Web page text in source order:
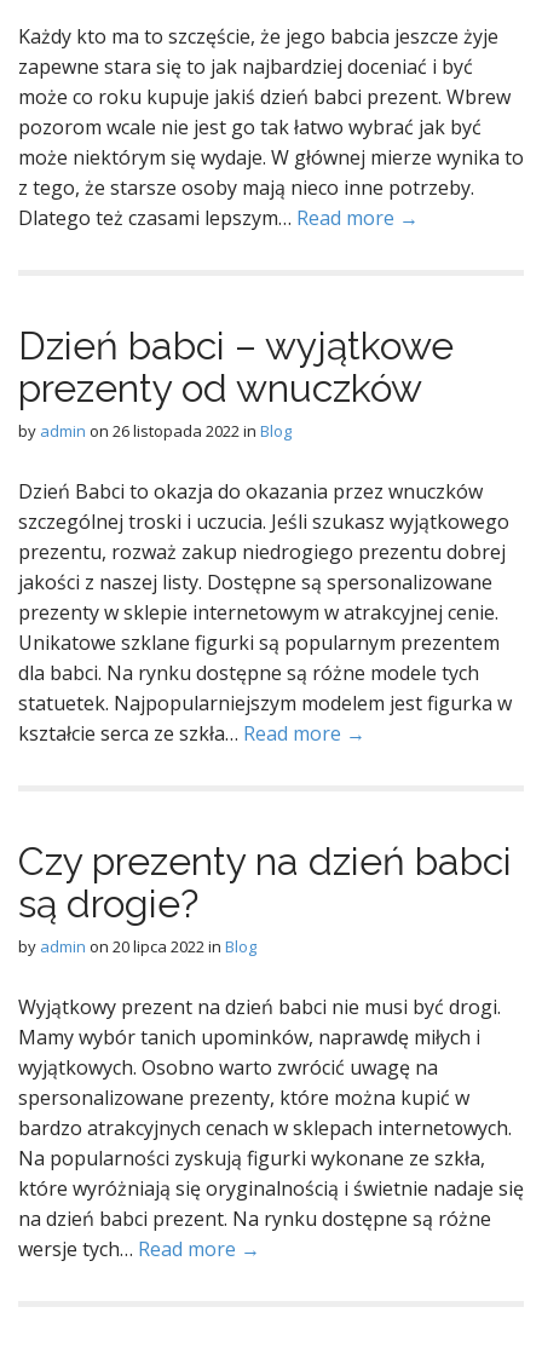
Każdy kto ma to szczęście, że jego babcia jeszcze żyje
zapewne stara się to jak najbardziej doceniać i być
może co roku kupuje jakiś dzień babci prezent. Wbrew
pozorom wcale nie jest go tak łatwo wybrać jak być
może niektórym się wydaje. W głównej mierze wynika to
z tego, że starsze osoby mają nieco inne potrzeby.
Dlatego też czasami lepszym… Read more →
Dzień babci – wyjątkowe
prezenty od wnuczków
by admin on 26 listopada 2022in Blog
Dzień Babci to okazja do okazania przez wnuczków
szczególnej troski i uczucia. Jeśli szukasz wyjątkowego
prezentu, rozważ zakup niedrogiego prezentu dobrej
jakości z naszej listy. Dostępne są spersonalizowane
prezenty w sklepie internetowym w atrakcyjnej cenie.
Unikatowe szklane figurki są popularnym prezentem
dla babci. Na rynku dostępne są różne modele tych
statuetek. Najpopularniejszym modelem jest figurka w
kształcie serca ze szkła… Read more →
Czy prezenty na dzień babci
są drogie?
by admin on 20 lipca 2022in Blog
Wyjątkowy prezent na dzień babci nie musi być drogi.
Mamy wybór tanich upominków, naprawdę miłych i
wyjątkowych. Osobno warto zwrócić uwagę na
spersonalizowane prezenty, które można kupić w
bardzo atrakcyjnych cenach w sklepach internetowych.
Na popularności zyskują figurki wykonane ze szkła,
które wyróżniają się oryginalnością i świetnie nadaje się
na dzień babci prezent. Na rynku dostępne są różne
wersje tych… Read more →